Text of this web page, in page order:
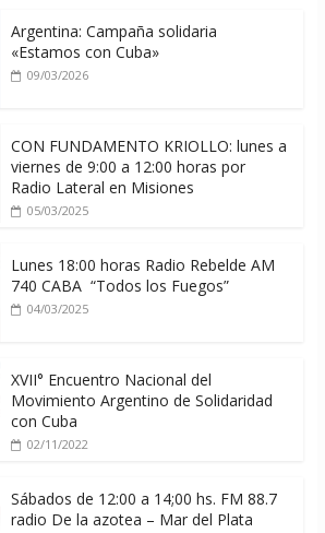
Argentina: Campaña solidaria
«Estamos con Cuba»
09/03/2026
CON FUNDAMENTO KRIOLLO: lunes a
viernes de 9:00 a 12:00 horas por
Radio Lateral en Misiones
05/03/2025
Lunes 18:00 horas Radio Rebelde AM
740 CABA “Todos los Fuegos”
04/03/2025
XVII° Encuentro Nacional del
Movimiento Argentino de Solidaridad
con Cuba
02/11/2022
Sábados de 12:00 a 14;00 hs. FM 88.7
radio De la azotea – Mar del Plata